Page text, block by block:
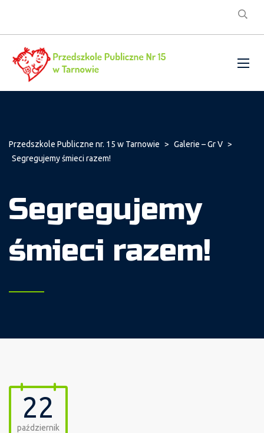
Przedszkole Publiczne nr. 15 w Tarnowie > Galerie – Gr V >
Segregujemy śmieci razem!
Segregujemy
śmieci razem!
22
październik